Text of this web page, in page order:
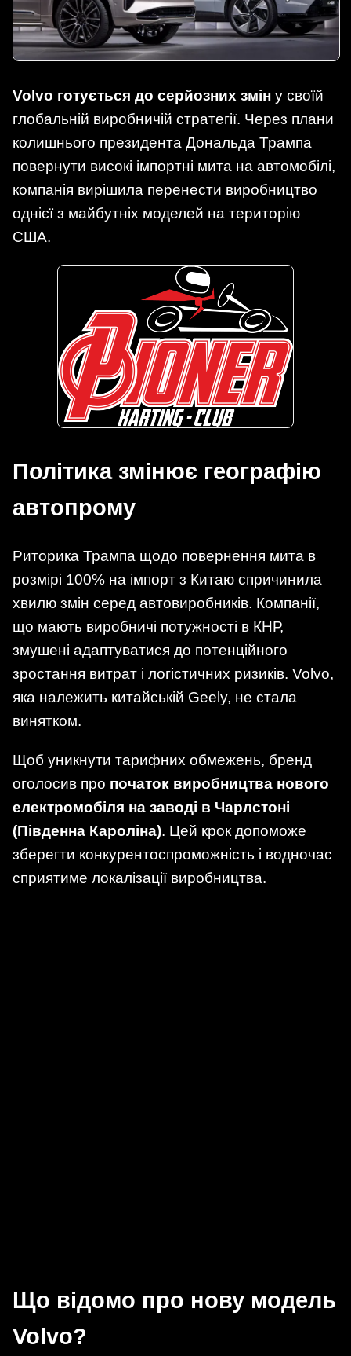
Volvo готується до серйозних змін у своїй
глобальній виробничій стратегії. Через плани
колишнього президента Дональда Трампа
повернути високі імпортні мита на автомобілі,
компанія вирішила перенести виробництво
однієї з майбутніх моделей на територію
США.
Політика змінює географію
автопрому
Риторика Трампа щодо повернення мита в
розмірі 100% на імпорт з Китаю спричинила
хвилю змін серед автовиробників. Компанії,
що мають виробничі потужності в КНР,
змушені адаптуватися до потенційного
зростання витрат і логістичних ризиків. Volvo,
яка належить китайській Geely, не стала
винятком.
Щоб уникнути тарифних обмежень, бренд
оголосив про початок виробництва нового
електромобіля на заводі в Чарлстоні
(Південна Кароліна). Цей крок допоможе
зберегти конкурентоспроможність і водночас
сприятиме локалізації виробництва.
Що відомо про нову модель
Volvo?